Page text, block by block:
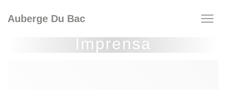
Auberge Du Bac
Imprensa